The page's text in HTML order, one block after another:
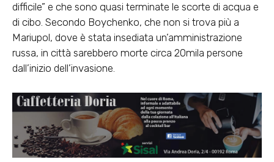
difficile” e che sono quasi terminate le scorte di acqua e
di cibo. Secondo Boychenko, che non si trova più a
Mariupol, dove è stata insediata un’amministrazione
russa, in città sarebbero morte circa 20mila persone
dall’inizio dell’invasione.